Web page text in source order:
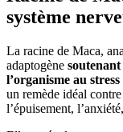
système
La racine de Maca,
adaptogène
l’organisme au
un remède idéal
l’épuisement,